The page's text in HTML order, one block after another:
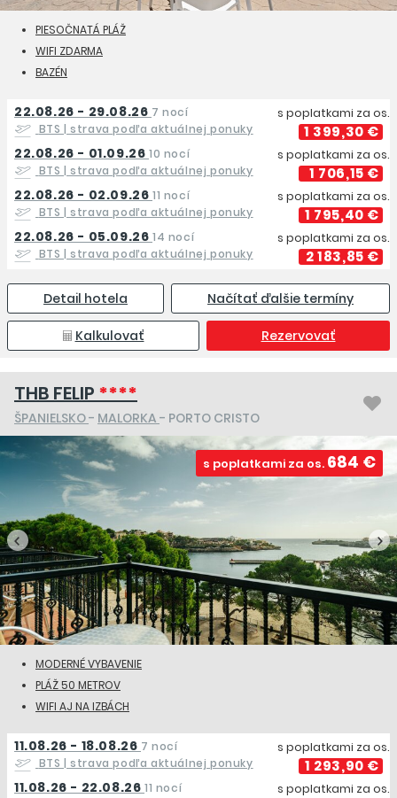
PIESOČNATÁ PLÁŽ
WIFI ZDARMA
BAZÉN
22.08.26 - 29.08.26 7 nocí
BTS| strava podľa aktuálnej ponuky
s poplatkami za os.
1 399,30 €
22.08.26 - 01.09.26 10 nocí
BTS| strava podľa aktuálnej ponuky
s poplatkami za os.
1 706,15 €
22.08.26 - 02.09.26 11 nocí
BTS| strava podľa aktuálnej ponuky
s poplatkami za os.
1 795,40 €
22.08.26 - 05.09.26 14 nocí
BTS| strava podľa aktuálnej ponuky
s poplatkami za os.
2 183,85 €
Detail hotela Načítať ďalšie termíny
Kalkulovať Rezervovať
THB FELIP ****
ŠPANIELSKO- MALORKA - PORTO CRISTO
s poplatkami za os. 684 €
MODERNÉ VYBAVENIE
PLÁŽ 50 METROV
WIFI AJ NA IZBÁCH
11.08.26 - 18.08.26 7 nocí
BTS| strava podľa aktuálnej ponuky
s poplatkami za os.
1 293,90 €
11.08.26 - 22.08.26 11 nocí
s poplatkami za os.